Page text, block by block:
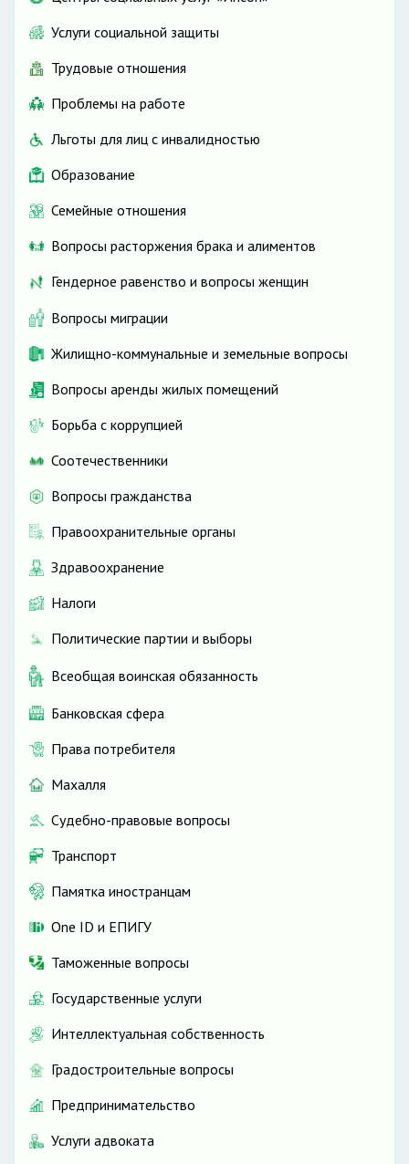
Услуги социальной защиты
Трудовые отношения
Проблемы на работе
Льготы для лиц с инвалидностью
Образование
Семейные отношения
Вопросы расторжения брака и алиментов
Гендерное равенство и вопросы женщин
Вопросы миграции
Жилищно-коммунальные и земельные вопросы
Вопросы аренды жилых помещений
Борьба с коррупцией
Соотечественники
Вопросы гражданства
Правоохранительные органы
Здравоохранение
Налоги
Политические партии и выборы
Всеобщая воинская обязанность
Банковская сфера
Права потребителя
Махалля
Судебно-правовые вопросы
Транспорт
Памятка иностранцам
One ID и ЕПИГУ
Таможенные вопросы
Государственные услуги
Интеллектуальная собственность
Градостроительные вопросы
Предпринимательство
Услуги адвоката